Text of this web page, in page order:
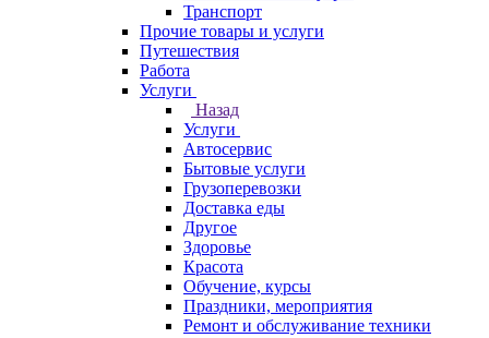
Транспорт
Прочие товары и услуги
Путешествия
Работа
Услуги
Назад
Услуги
Автосервис
Бытовые услуги
Грузоперевозки
Доставка еды
Другое
Здоровье
Красота
Обучение, курсы
Праздники, мероприятия
Ремонт и обслуживание техники